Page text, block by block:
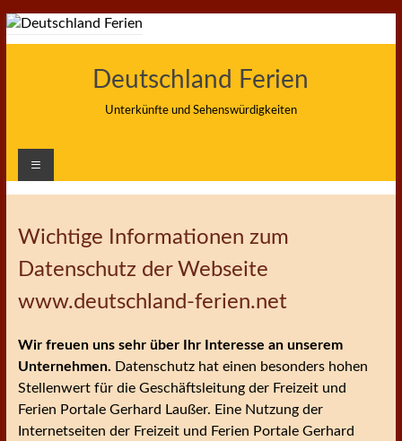
Zum
Inhalt
Deutschland Ferien
Unterkünfte und Sehenswürdigkeiten
Wichtige Informationen zum
Datenschutz der Webseite
www.deutschland-ferien.net
Wir freuen uns sehr über Ihr Interesse an unserem
Unternehmen. Datenschutz hat einen besonders hohen
Stellenwert für die Geschäftsleitung der Freizeit und
Ferien Portale Gerhard Laußer. Eine Nutzung der
Internetseiten der Freizeit und Ferien Portale Gerhard